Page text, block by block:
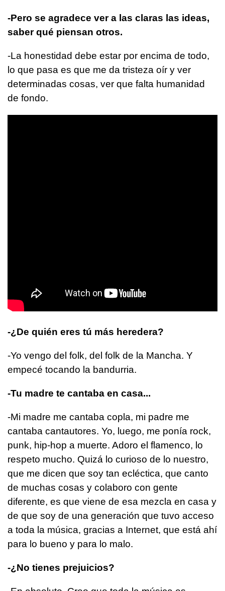
-Pero se agradece ver a las claras las ideas,
saber qué piensan otros.
-La honestidad debe estar por encima de todo,
lo que pasa es que me da tristeza oír y ver
determinadas cosas, ver que falta humanidad
de fondo.
-¿De quién eres tú más heredera?
-Yo vengo del folk, del folk de la Mancha. Y
empecé tocando la bandurria.
-Tu madre te cantaba en casa...
-Mi madre me cantaba copla, mi padre me
cantaba cantautores. Yo, luego, me ponía rock,
punk, hip-hop a muerte. Adoro el flamenco, lo
respeto mucho. Quizá lo curioso de lo nuestro,
que me dicen que soy tan ecléctica, que canto
de muchas cosas y colaboro con gente
diferente, es que viene de esa mezcla en casa y
de que soy de una generación que tuvo acceso
a toda la música, gracias a Internet, que está ahí
para lo bueno y para lo malo.
-¿No tienes prejuicios?